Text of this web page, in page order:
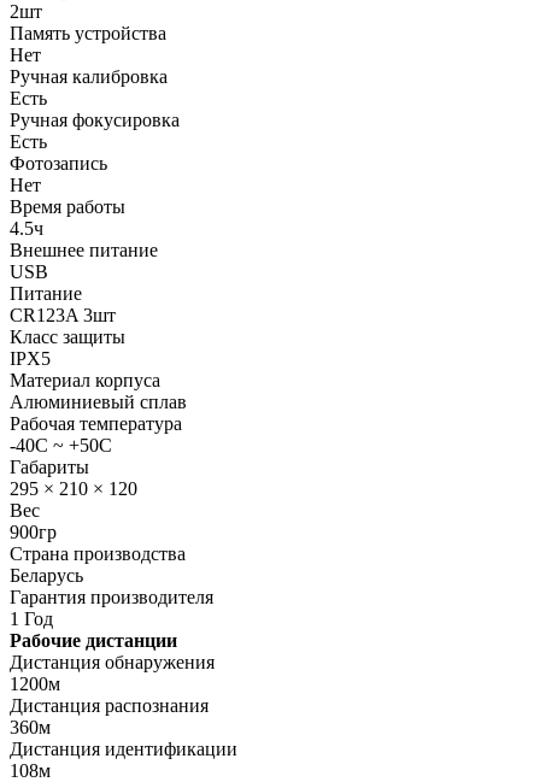
2шт
Память устройства
Нет
Ручная калибровка
Есть
Ручная фокусировка
Есть
Фотозапись
Нет
Время работы
4.5ч
Внешнее питание
USB
Питание
CR123A 3шт
Класс защиты
IPX5
Материал корпуса
Алюминиевый сплав
Рабочая температура
-40C ~ +50C
Габариты
295 × 210 × 120
Вес
900гр
Страна производства
Беларусь
Гарантия производителя
1 Год
Рабочие дистанции
Дистанция обнаружения
1200м
Дистанция распознания
360м
Дистанция идентификации
108м